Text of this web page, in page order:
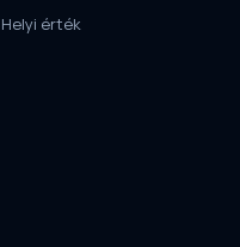
Helyi érték